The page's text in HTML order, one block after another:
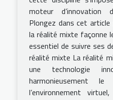
moteur d’innovation
Plongez dans cet
la réalité mixte façonne
essentiel de suivre ses
réalité mixte La réalité
une technologie
harmonieusement
l’environnement